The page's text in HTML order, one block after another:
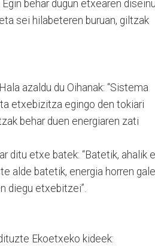
behar dugun etxearen
sei hilabeteren buruan, giltzak
azaldu du Oihanak: “Sistema
etxebizitza egingo den tokiari
behar duen energiaren zati
ditu etxe batek: “Batetik, ahalik
alde batetik, energia horren
diegu etxebitzei”.
Ekoetxeko kideek: